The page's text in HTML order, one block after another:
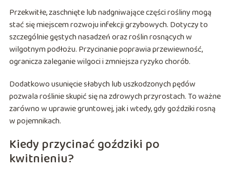
Przekwitłe, zaschnięte lub nadgniwające części rośliny mogą
stać się miejscem rozwoju infekcji grzybowych. Dotyczy to
szczególnie gęstych nasadzeń oraz roślin rosnących w
wilgotnym podłożu. Przycinanie poprawia przewiewność,
ogranicza zaleganie wilgoci i zmniejsza ryzyko chorób.
Dodatkowo usunięcie słabych lub uszkodzonych pędów
pozwala roślinie skupić się na zdrowych przyrostach. To ważne
zarówno w uprawie gruntowej, jak i wtedy, gdy goździki rosną
w pojemnikach.
Kiedy przycinać goździki po
kwitnieniu?